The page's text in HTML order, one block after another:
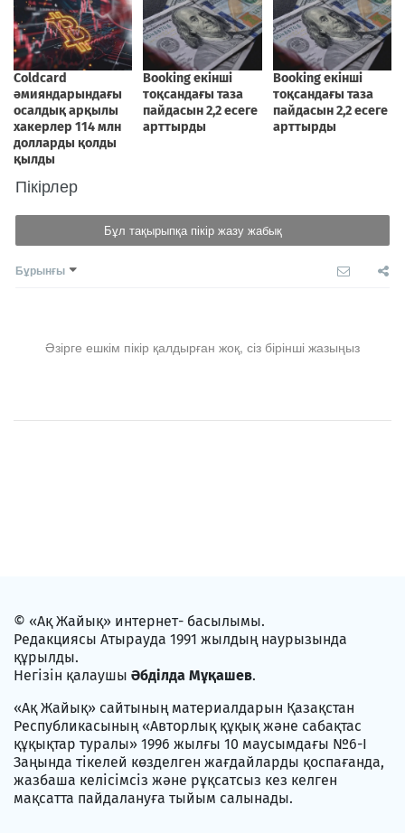
Пікірлер
Бұл тақырыпқа пікір жазу жабық
Бұрынғы
Әзірге ешкім пікір қалдырған жоқ, сіз бірінші жазыңыз
© «Ақ Жайық» интернет- басылымы.
Редакциясы Атырауда 1991 жылдың наурызында
құрылды.
Негізін қалаушы Әбділда Мұқашев.
«Ақ Жайық» сайтының материалдарын Қазақстан
Республикасының «Авторлық құқық және сабақтас
құқықтар туралы» 1996 жылғы 10 маусымдағы №6-I
Заңында тікелей көзделген жағдайларды қоспағанда,
жазбаша келісімсіз және рұқсатсыз кез келген
мақсатта пайдалануға тыйым салынады.